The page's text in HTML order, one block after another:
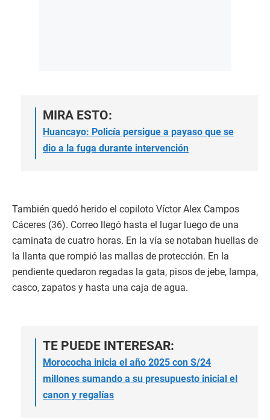
MIRA ESTO:
Huancayo: Policía persigue a payaso que se
dio a la fuga durante intervención
También quedó herido el copiloto Víctor Alex Campos
Cáceres (36). Correo llegó hasta el lugar luego de una
caminata de cuatro horas. En la vía se notaban huellas de
la llanta que rompió las mallas de protección. En la
pendiente quedaron regadas la gata, pisos de jebe, lampa,
casco, zapatos y hasta una caja de agua.
TE PUEDE INTERESAR:
Morococha inicia el año 2025 con S/24
millones sumando a su presupuesto inicial el
canon y regalías